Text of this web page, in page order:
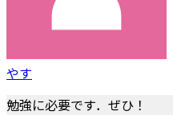
やす
勉強に必要です．ぜひ！